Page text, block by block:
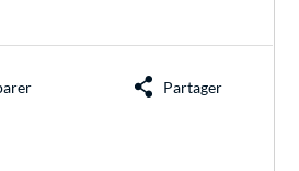
Partager